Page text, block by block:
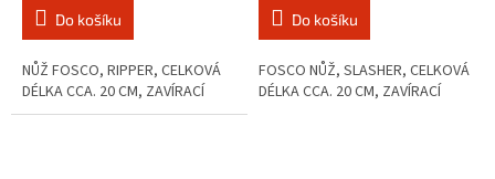
Do košíku
NŮŽ FOSCO, RIPPER, CELKOVÁ
DÉLKA CCA. 20 CM, ZAVÍRACÍ
Do košíku
FOSCO NŮŽ, SLASHER, CELKOVÁ
DÉLKA CCA. 20 CM, ZAVÍRACÍ